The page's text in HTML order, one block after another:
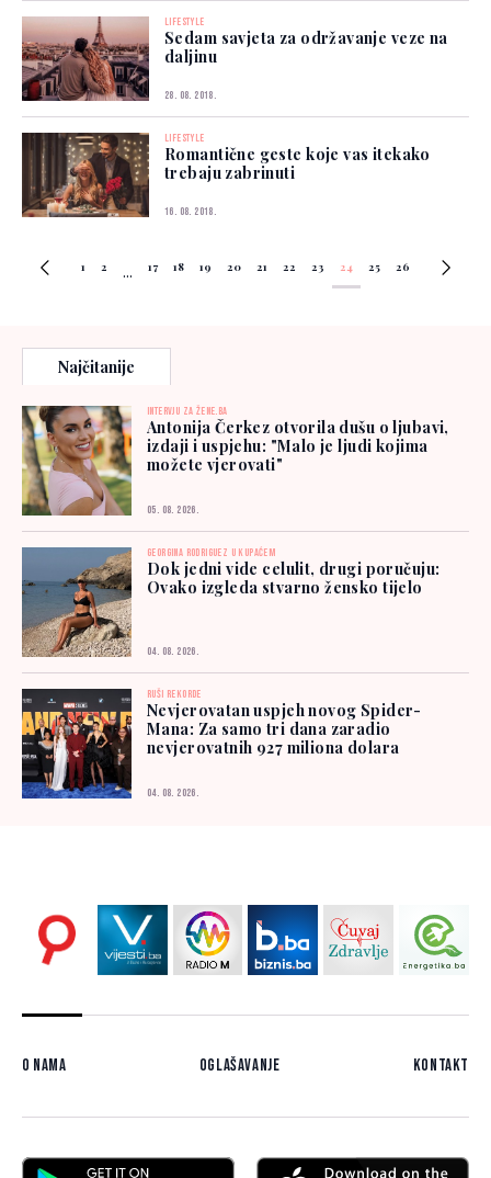
LIFESTYLE
Sedam savjeta za održavanje veze na
daljinu
28. 08. 2018.
LIFESTYLE
Romantične geste koje vas itekako
trebaju zabrinuti
16. 08. 2018.
1 2 ... 17 18 19 20 21 22 23 24 25 26
Najčitanije
INTERVJU ZA ŽENE.BA
Antonija Čerkez otvorila dušu o ljubavi,
izdaji i uspjehu: "Malo je ljudi kojima
možete vjerovati"
05. 08. 2026.
GEORGINA RODRIGUEZ U KUPAĆEM
Dok jedni vide celulit, drugi poručuju:
Ovako izgleda stvarno žensko tijelo
04. 08. 2026.
RUŠI REKORDE
Nevjerovatan uspjeh novog Spider-
Mana: Za samo tri dana zaradio
nevjerovatnih 927 miliona dolara
04. 08. 2026.
O nama Oglašavanje Kontakt